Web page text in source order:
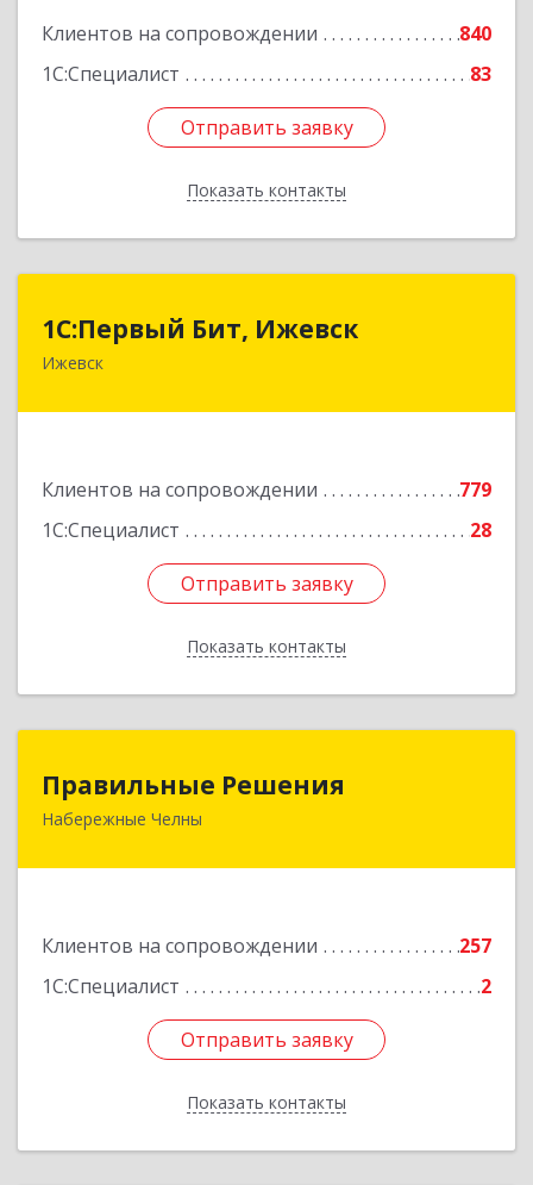
Клиентов на сопровождении
840
1С:Специалист
83
Отправить заявку
Показать контакты
Отправить заявку
Назад
1С:Первый Бит, Ижевск
Ижевск
Клиентов на сопровождении
779
1С:Специалист
28
Отправить заявку
Показать контакты
1С:Первый Бит, Ижевск
Отправить заявку
Назад
Правильные Решения
Набережные Челны
Клиентов на сопровождении
257
1С:Специалист
2
Отправить заявку
Показать контакты
423832, Татарстан Респ, Набережные Челны г,
Отправить заявку
Назад